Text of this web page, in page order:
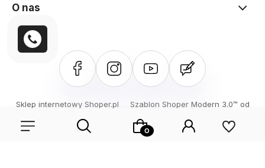
O nas
Sklep internetowy Shoper.pl Szablon Shoper Modern 3.0™ od